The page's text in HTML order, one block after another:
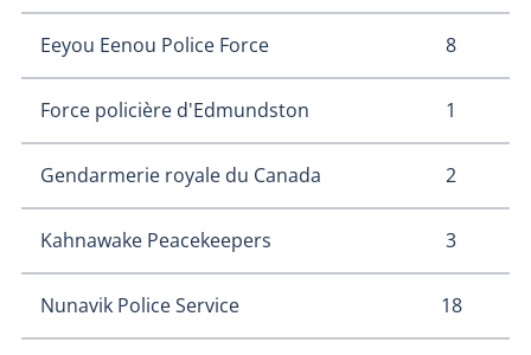
Eeyou Eenou Police Force 8
Force policière d'Edmundston 1
Gendarmerie royale du Canada 2
Kahnawake Peacekeepers 3
Nunavik Police Service 18